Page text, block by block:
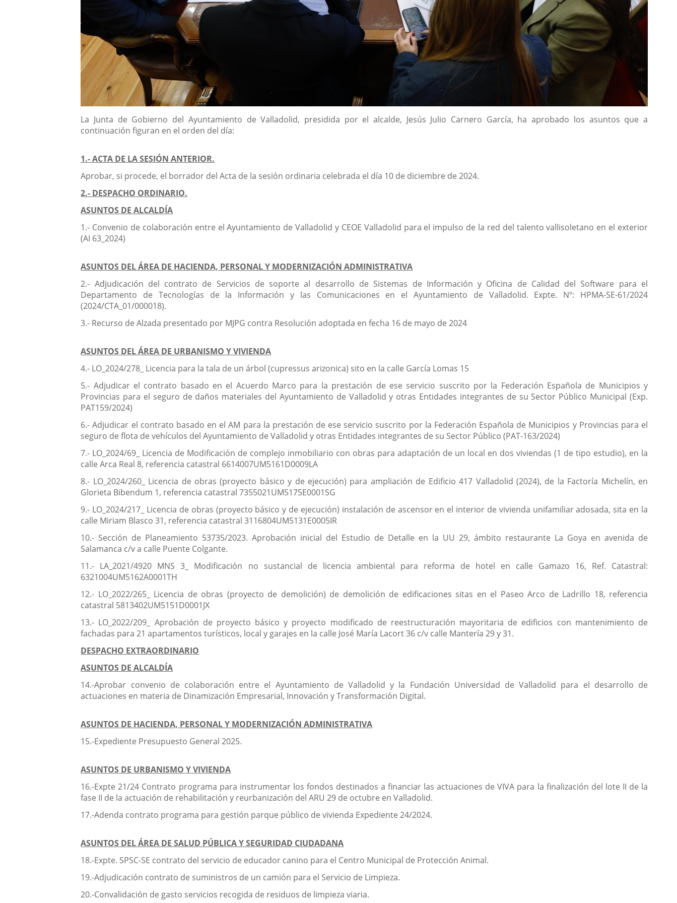
Descripción
La Junta de Gobierno del Ayuntamiento de Valladolid, presidida por el alcalde, Jesús Julio Carnero García, ha aprobado los asuntos que a
continuación figuran en el orden del día:
1.- ACTA DE LA SESIÓN ANTERIOR.
Aprobar, si procede, el borrador del Acta de la sesión ordinaria celebrada el día 10 de diciembre de 2024.
2.- DESPACHO ORDINARIO.
ASUNTOS DE ALCALDÍA
1.- Convenio de colaboración entre el Ayuntamiento de Valladolid y CEOE Valladolid para el impulso de la red del talento vallisoletano en el exterior
(AI 63_2024)
ASUNTOS DEL ÁREA DE HACIENDA, PERSONAL Y MODERNIZACIÓN ADMINISTRATIVA
2.- Adjudicación del contrato de Servicios de soporte al desarrollo de Sistemas de Información y Oficina de Calidad del Software para el
Departamento de Tecnologías de la Información y las Comunicaciones en el Ayuntamiento de Valladolid. Expte. Nº: HPMA-SE-61/2024
(2024/CTA_01/000018).
3.- Recurso de Alzada presentado por MJPG contra Resolución adoptada en fecha 16 de mayo de 2024
ASUNTOS DEL ÁREA DE URBANISMO Y VIVIENDA
4.- LO_2024/278_ Licencia para la tala de un árbol (cupressus arizonica) sito en la calle García Lomas 15
5.- Adjudicar el contrato basado en el Acuerdo Marco para la prestación de ese servicio suscrito por la Federación Española de Municipios y
Provincias para el seguro de daños materiales del Ayuntamiento de Valladolid y otras Entidades integrantes de su Sector Público Municipal (Exp.
PAT159/2024)
6.- Adjudicar el contrato basado en el AM para la prestación de ese servicio suscrito por la Federación Española de Municipios y Provincias para el
seguro de flota de vehículos del Ayuntamiento de Valladolid y otras Entidades integrantes de su Sector Público (PAT-163/2024)
7.- LO_2024/69_ Licencia de Modificación de complejo inmobiliario con obras para adaptación de un local en dos viviendas (1 de tipo estudio), en la
calle Arca Real 8, referencia catastral 6614007UM5161D0009LA
8.- LO_2024/260_ Licencia de obras (proyecto básico y de ejecución) para ampliación de Edificio 417 Valladolid (2024), de la Factoría Michelín, en
Glorieta Bibendum 1, referencia catastral 7355021UM5175E0001SG
9.- LO_2024/217_ Licencia de obras (proyecto básico y de ejecución) instalación de ascensor en el interior de vivienda unifamiliar adosada, sita en la
calle Miriam Blasco 31, referencia catastral 3116804UM5131E0005IR
10.- Sección de Planeamiento 53735/2023. Aprobación inicial del Estudio de Detalle en la UU 29, ámbito restaurante La Goya en avenida de
Salamanca c/v a calle Puente Colgante.
11.- LA_2021/4920 MNS 3_ Modificación no sustancial de licencia ambiental para reforma de hotel en calle Gamazo 16, Ref. Catastral:
6321004UM5162A0001TH
12.- LO_2022/265_ Licencia de obras (proyecto de demolición) de demolición de edificaciones sitas en el Paseo Arco de Ladrillo 18, referencia
catastral 5813402UM5151D0001JX
13.- LO_2022/209_ Aprobación de proyecto básico y proyecto modificado de reestructuración mayoritaria de edificios con mantenimiento de
fachadas para 21 apartamentos turísticos, local y garajes en la calle José María Lacort 36 c/v calle Mantería 29 y 31.
DESPACHO EXTRAORDINARIO
ASUNTOS DE ALCALDÍA
14.-Aprobar convenio de colaboración entre el Ayuntamiento de Valladolid y la Fundación Universidad de Valladolid para el desarrollo de
actuaciones en materia de Dinamización Empresarial, Innovación y Transformación Digital.
ASUNTOS DE HACIENDA, PERSONAL Y MODERNIZACIÓN ADMINISTRATIVA
15.-Expediente Presupuesto General 2025.
ASUNTOS DE URBANISMO Y VIVIENDA
16.-Expte 21/24 Contrato programa para instrumentar los fondos destinados a financiar las actuaciones de VIVA para la finalización del lote II de la
fase II de la actuación de rehabilitación y reurbanización del ARU 29 de octubre en Valladolid.
17.-Adenda contrato programa para gestión parque público de vivienda Expediente 24/2024.
ASUNTOS DEL ÁREA DE SALUD PÚBLICA Y SEGURIDAD CIUDADANA
18.-Expte. SPSC-SE contrato del servicio de educador canino para el Centro Municipal de Protección Animal.
19.-Adjudicación contrato de suministros de un camión para el Servicio de Limpieza.
20.-Convalidación de gasto servicios recogida de residuos de limpieza viaria.